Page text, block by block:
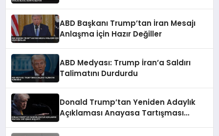
ABD Başkanı Trump’tan İran Mesajı
Anlaşma İçin Hazır Değiller
ABD Medyası: Trump İran’a Saldırı
Talimatını Durdurdu
Donald Trump’tan Yeniden Adaylık
Açıklaması Anayasa Tartışması